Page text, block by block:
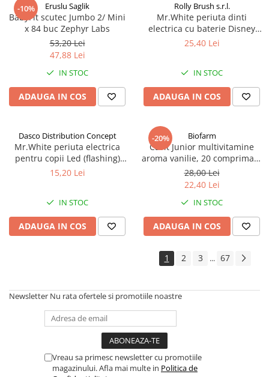
-10% Eruslu Saglik
BabyFit scutec Jumbo 2/ Mini
x 84 buc Zephyr Labs
53,20 Lei
47,88 Lei
IN STOC
ADAUGA IN COS
Rolly Brush s.r.l.
Mr.White periuta dinti
electrica cu baterie Disney
Mickey Zephyr Labs
25,40 Lei
IN STOC
ADAUGA IN COS
Dasco Distribution Concept
Mr.White periuta electrica
pentru copii Led (flashing)
Spider-Man +3 ani Zephyr
15,20 Lei
IN STOC
ADAUGA IN COS
-20% Biofarm
Cavit Junior multivitamine
aroma vanilie, 20 comprimate
masticabile Zephyr Labs
28,00 Lei
22,40 Lei
IN STOC
ADAUGA IN COS
1 2 3 ... 67
Newsletter Nu rata ofertele si promotiile noastre
Vreau sa primesc newsletter cu promotiile
magazinului. Afla mai multe in Politica de